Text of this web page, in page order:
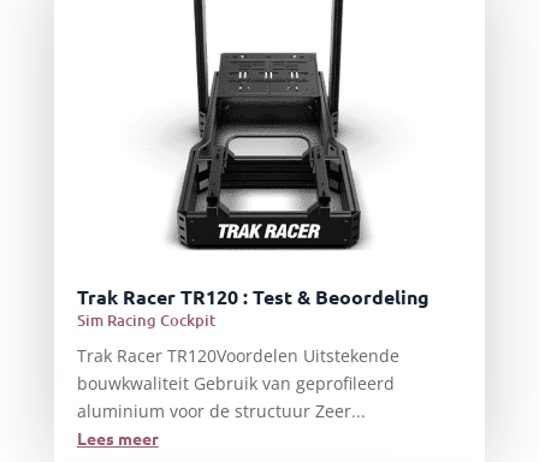
Trak Racer TR120 : Test & Beoordeling
Sim Racing Cockpit
Trak Racer TR120Voordelen Uitstekende
bouwkwaliteit Gebruik van geprofileerd
aluminium voor de structuur Zeer...
Lees meer